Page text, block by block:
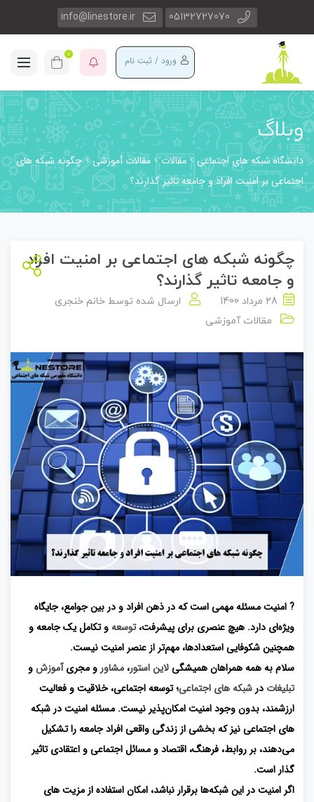
05132727070
info@linestore.ir
ورود / ثبت نام 0
وبلاگ
دانشگاه شبکه های اجتماعی مقالات مقالات آموزشی
چگونه شبکه های
اجتماعی بر امنیت افراد و جامعه تاثیر گذارند؟
چگونه شبکه های اجتماعی بر امنیت افراد
و جامعه تاثیر گذارند؟
28 مرداد 1400 ارسال شده توسط خانم خنجری
مقالات آموزشی
?امنیت مسئله مهمی است که در ذهن افراد و در بین جوامع، جایگاه
ویژه‌ای دارد. هیچ عنصری برای پیشرفت،توسعهو تکامل یک جامعه و
همچنین شکوفایی استعدادها، مهم‌تر از عنصر امنیت نیست.
سلام به همه همراهان همیشگیلاین استور،مشاور و مجریآموزشو
تبلیغات در شبکه های اجتماعی؛ توسعه اجتماعی، خلاقیت و فعالیت
ارزشمند، بدون وجود امنیت امکان‌پذیر نیست. مسئله امنیت در شبکه
های اجتماعی نیز که بخشی از زندگی واقعی افراد جامعه را تشکیل
می‌دهند، بر روابط، فرهنگ، اقتصاد و مسائل اجتماعی و اعتقادی تاثیر
گذار است.
اگر امنیت در این شبکه‌ها برقرار نباشد، امکان استفاده از مزیت های